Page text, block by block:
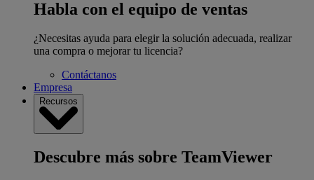
Habla con el equipo de ventas
¿Necesitas ayuda para elegir la solución adecuada, realizar
una compra o mejorar tu licencia?
Contáctanos
Empresa
Recursos
Descubre más sobre TeamViewer